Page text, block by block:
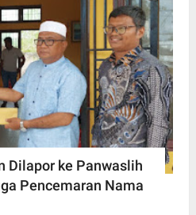
Dilapor ke Panwaslih
Pencemaran Nama